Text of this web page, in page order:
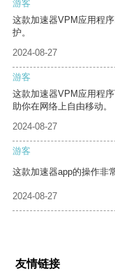
游客
这款加速器VPM应用程
护。
2024-08-27
游客
这款加速器VPM应用程
助你在网络上自由移动。
2024-08-27
游客
这款加速器app的操作非
2024-08-27
友情链接